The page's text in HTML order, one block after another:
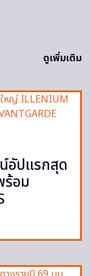
ดูเพิ่มเติม
อัปแรกสุด
อม